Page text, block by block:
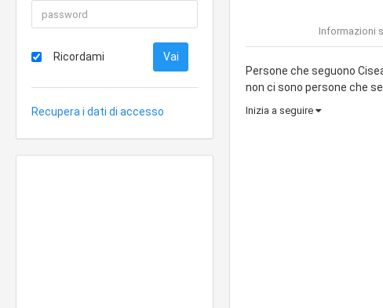
Ricordami
Recupera i dati di accesso
Informazioni
Persone che seguono
non ci sono persone che
Inizia a seguire